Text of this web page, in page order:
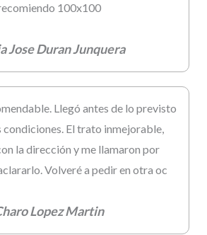
100x100
Jose Duran Junquera
Llegó antes de lo previsto
condiciones. El trato inmejorable,
la dirección y me llamaron por
Volveré a pedir en otra oc
Lopez Martin